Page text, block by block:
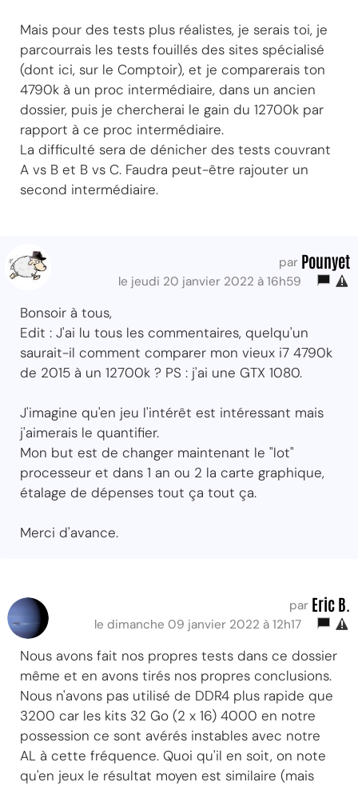
Mais pour des tests plus réalistes, je serais toi, je
parcourrais les tests fouillés des sites spécialisé
(dont ici, sur le Comptoir), et je comparerais ton
4790k à un proc intermédiaire, dans un ancien
dossier, puis je chercherai le gain du 12700k par
rapport à ce proc intermédiaire.
La difficulté sera de dénicher des tests couvrant
A vs B et B vs C. Faudra peut-être rajouter un
second intermédiaire.
par Pounyet
le jeudi 20 janvier 2022 à 16h59
Bonsoir à tous,
Edit : J'ai lu tous les commentaires, quelqu'un
saurait-il comment comparer mon vieux i7 4790k
de 2015 à un 12700k ? PS : j'ai une GTX 1080.
J'imagine qu'en jeu l'intérêt est intéressant mais
j'aimerais le quantifier.
Mon but est de changer maintenant le "lot"
processeur et dans 1 an ou 2 la carte graphique,
étalage de dépenses tout ça tout ça.
Merci d'avance.
par Eric B.
le dimanche 09 janvier 2022 à 12h17
Nous avons fait nos propres tests dans ce dossier
même et en avons tirés nos propres conclusions.
Nous n'avons pas utilisé de DDR4 plus rapide que
3200 car les kits 32 Go (2 x 16) 4000 en notre
possession ce sont avérés instables avec notre
AL à cette fréquence. Quoi qu'il en soit, on note
qu'en jeux le résultat moyen est similaire (mais